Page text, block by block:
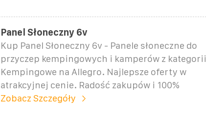
Panel Słoneczny 6v
Kup Panel Słoneczny 6v - Panele słoneczne do
przyczep kempingowych i kamperów z kategorii
Kempingowe na Allegro. Najlepsze oferty w
atrakcyjnej cenie. Radość zakupów i 100%
Zobacz Szczegóły